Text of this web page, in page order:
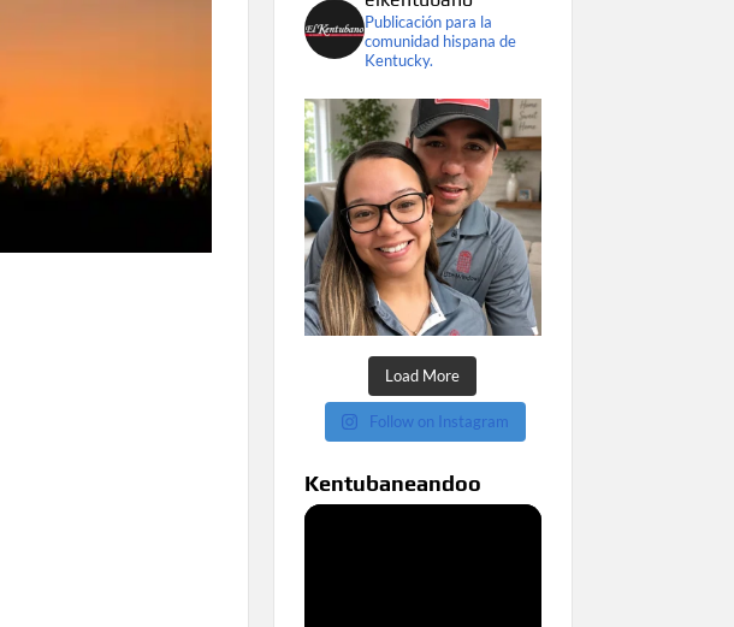
Publicación para la
comunidad hispana de
Kentucky.
Load More
Follow on Instagram
Kentubaneandoo